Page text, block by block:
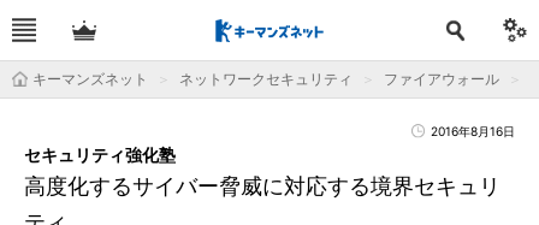
キーマンズネット ネットワークセキュリティ ファイアウォール
2016年8月16日
高度化するサイバー脅威に対応する境界セキュリ
セキュリティ強化塾